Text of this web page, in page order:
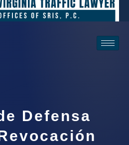
Defensa